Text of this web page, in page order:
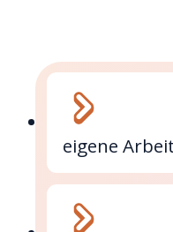
eigene